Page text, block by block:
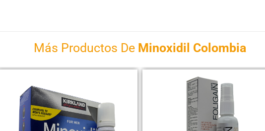
Más Productos De Minoxidil Colombia